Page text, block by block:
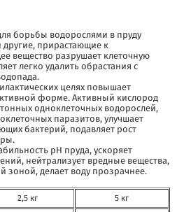
борьбы водорослями в пруду
прирастающие к
вещество разрушает клеточную
легко удалить обрастания с
целях повышает
форме. Активный кислород
одноклеточных водорослей,
паразитов, улучшает
бактерий, подавляет рост
pH пруда, ускоряет
нейтрализует вредные вещества,
зоной, делает воду прозрачнее.
2,5 кг 5 кг